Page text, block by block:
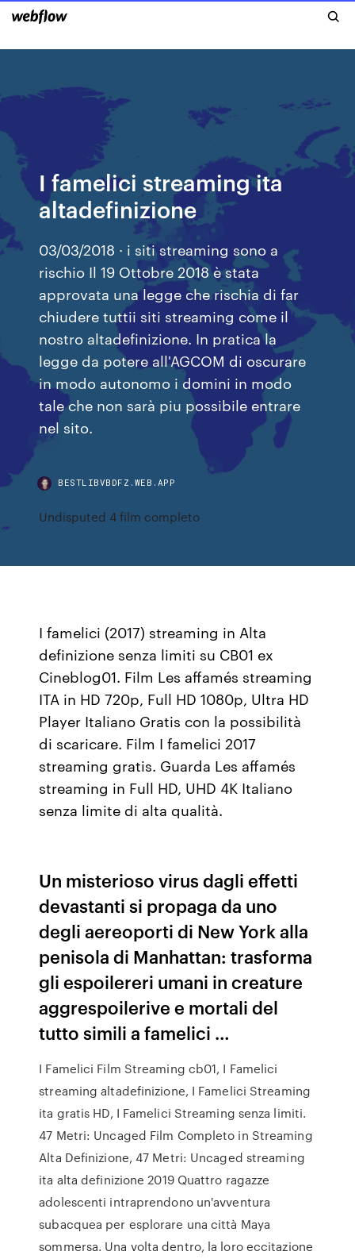
I famelici streaming ita
altadefinizione
03/03/2018 · i siti streaming sono a
rischio Il 19 Ottobre 2018 è stata
approvata una legge che rischia di far
chiudere tuttii siti streaming come il
nostro altadefinizione. In pratica la
legge da potere all'AGCOM di oscurare
in modo autonomo i domini in modo
tale che non sarà piu possibile entrare
nel sito.
BESTLIBVBDFZ.WEB.APP
Undisputed 4 film completo
I famelici (2017) streaming in Alta
definizione senza limiti su CB01 ex
Cineblog01. Film Les affamés streaming
ITA in HD 720p, Full HD 1080p, Ultra HD
Player Italiano Gratis con la possibilità
di scaricare. Film I famelici 2017
streaming gratis. Guarda Les affamés
streaming in Full HD, UHD 4K Italiano
senza limite di alta qualità.
Un misterioso virus dagli effetti
devastanti si propaga da uno
degli aereoporti di New York alla
penisola di Manhattan: trasforma
gli espoilereri umani in creature
aggrespoilerive e mortali del
tutto simili a famelici …
I Famelici Film Streaming cb01, I Famelici
streaming altadefinizione, I Famelici Streaming
ita gratis HD, I Famelici Streaming senza limiti.
47 Metri: Uncaged Film Completo in Streaming
Alta Definizione, 47 Metri: Uncaged streaming
ita alta definizione 2019 Quattro ragazze
adolescenti intraprendono un'avventura
subacquea per esplorare una città Maya
sommersa. Una volta dentro, la loro eccitazione